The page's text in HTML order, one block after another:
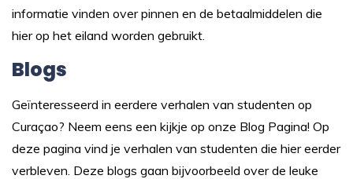
informatie vinden over pinnen en de betaalmiddelen die
hier op het eiland worden gebruikt.
Blogs
Geïnteresseerd in eerdere verhalen van studenten op
Curaçao? Neem eens een kijkje op onze Blog Pagina! Op
deze pagina vind je verhalen van studenten die hier eerder
verbleven. Deze blogs gaan bijvoorbeeld over de leuke